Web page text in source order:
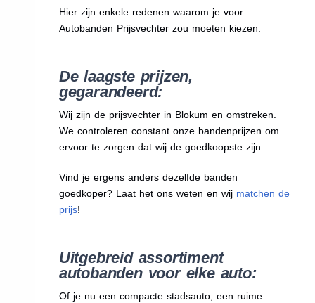
Hier zijn enkele redenen waarom je voor
Autobanden Prijsvechter zou moeten kiezen:
De laagste prijzen,
gegarandeerd:
Wij zijn de prijsvechter in Blokum en omstreken.
We controleren constant onze bandenprijzen om
ervoor te zorgen dat wij de goedkoopste zijn.
Vind je ergens anders dezelfde banden
goedkoper? Laat het ons weten en wij matchen de
prijs!
Uitgebreid assortiment
autobanden voor elke auto:
Of je nu een compacte stadsauto, een ruime